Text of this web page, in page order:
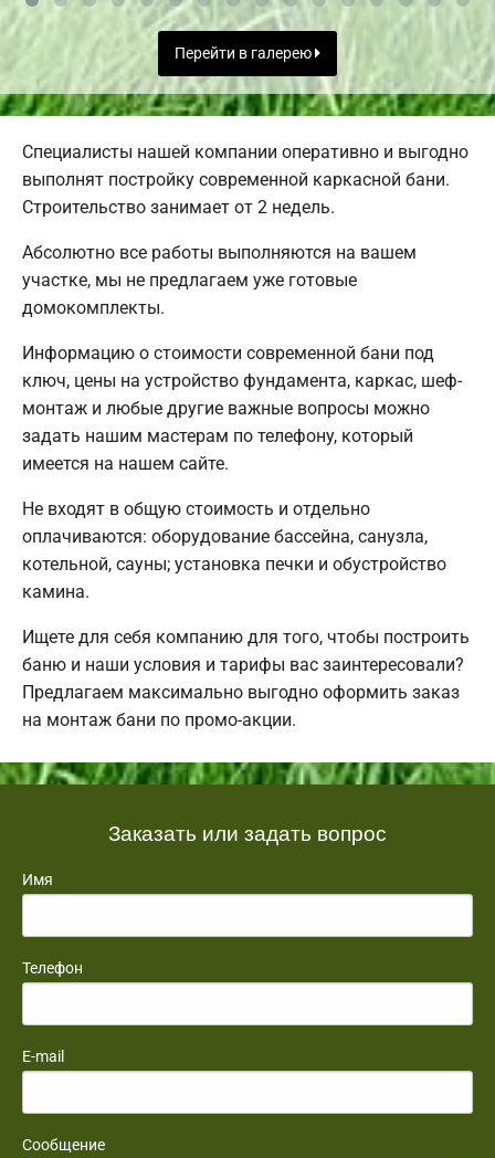
Перейти в галерею
Специалисты нашей компании оперативно и выгодно
выполнят постройку современной каркасной бани.
Строительство занимает от 2 недель.
Абсолютно все работы выполняются на вашем
участке, мы не предлагаем уже готовые
домокомплекты.
Информацию о стоимости современной бани под
ключ, цены на устройство фундамента, каркас, шеф-
монтаж и любые другие важные вопросы можно
задать нашим мастерам по телефону, который
имеется на нашем сайте.
Не входят в общую стоимость и отдельно
оплачиваются: оборудование бассейна, санузла,
котельной, сауны; установка печки и обустройство
камина.
Ищете для себя компанию для того, чтобы построить
баню и наши условия и тарифы вас заинтересовали?
Предлагаем максимально выгодно оформить заказ
на монтаж бани по промо-акции.
Заказать или задать вопрос
Имя
Телефон
E-mail
Сообщение